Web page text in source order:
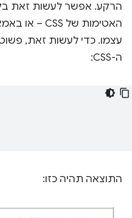
הרקע. אפשר לעשות זאת
עצמו. כדי לעשות זאת,
ה-CSS:
התוצאה תהיה כזו: